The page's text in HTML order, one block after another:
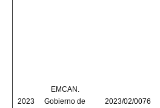
2023
EMCAN.
Gobierno de
2023/02/0076